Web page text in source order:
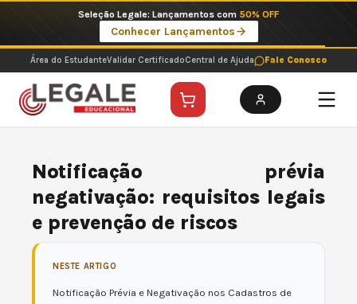
o
conteúdo
Imperdíveis no Pix: Pós Selecionadas a 199 reais no pix em parcela única
Ver ofertas
Área do EstudanteValidar CertificadoCentral de Ajuda Fale Conosco
Notificação prévia
negativação: requisitos legais
e prevenção de riscos
NESTE ARTIGO
Notificação Prévia e Negativação nos Cadastros de